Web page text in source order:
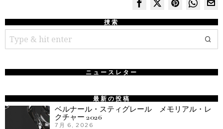
捜索
ニュースレター
最新の投稿
ベルナール・スティグレール メモリアル・レ
クチャー 2026
7月 6, 2026